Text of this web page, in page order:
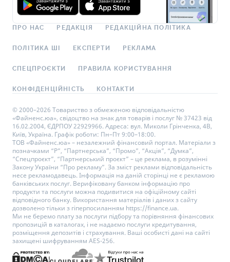
ПРО НАС РЕДАКЦІЯ РЕДАКЦІЙНА ПОЛІТИКА
ПОЛІТИКА ШІ ЕКСПЕРТИ РЕКЛАМА
СПЕЦПРОЄКТИ ПРАВИЛА КОРИСТУВАННЯ
КОНФІДЕНЦІЙНІСТЬ КОНТАКТИ
© 2000–2026 Товариство з обмеженою відповідальністю
«Файненс.юа», свідоцтво на знак для товарів і послуг № 37423 від
16.02.2004, ЄДРПОУ 22929966. Адреса: вул. Миколи Грінченка, 4В,
Київ, Україна. Графік роботи: Пн–Пт 9:00–18:00.
ТОВ «Файненс.юа» – незалежний фінансовий портал. Матеріали з
позначками “Р”, “Партнерська”, “Промо”, “Акція”, “Думка”,
“Спецпроєкт”, “Партнерський проєкт” – це реклама, в розумінні
Закону України “Про рекламу”. За зміст реклами відповідальність
несе рекламодавець. Інформація на даній сторінці не є рекламою
банківських послуг. Верифіковану банком інформацію про
продукти та послуги можна подивитися на офіційному сайті
відповідного банку. Використання матеріалів і даних з сайту
дозволено тільки з гіперпосиланням https://finance.ua.
Ми не беремо плату за послуги підбору та порівняння фінансових
пропозицій в каталогах, і не надаємо послуги кредитування,
розміщення депозитів і страхування. Ваші особисті дані на сайті
захищені шифруванням AES-256.